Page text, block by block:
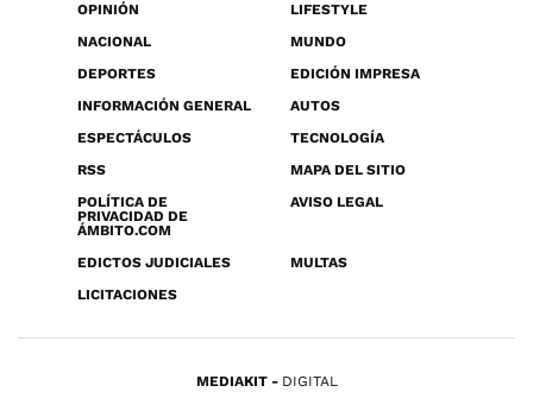
OPINIÓN
LIFESTYLE
NACIONAL
MUNDO
DEPORTES
EDICIÓN IMPRESA
INFORMACIÓN GENERAL
AUTOS
ESPECTÁCULOS
TECNOLOGÍA
RSS
MAPA DEL SITIO
POLÍTICA DE
PRIVACIDAD DE
ÁMBITO.COM
AVISO LEGAL
EDICTOS JUDICIALES
MULTAS
LICITACIONES
MEDIAKIT DIGITAL